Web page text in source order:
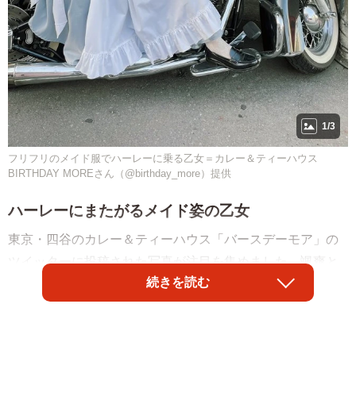
1/3
フリフリのメイド服でハーレーに乗る乙女＝カレー＆ティーハウス
BIRTHDAY MOREさん（@birthday_more）提供
ハーレーにまたがるメイド姿の乙女
東京・四谷のカレー＆ティーハウス「バースデーモア」の
ツイッターに投稿された写真が注目を集めました。颯爽と
ハーレーにまたがるのはメイド姿の可愛らしい女の子。
「当店にはハーレーダビッドソンに乗って通ってくるスタ
続きを読む